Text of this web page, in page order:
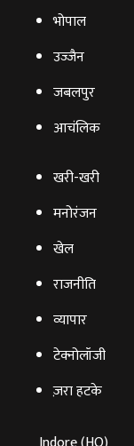
भोपाल
उज्‍जैन
जबलपुर
आचंलिक
खरी-खरी
मनोरंजन
खेल
राजनीति
व्‍यापार
टेक्‍नोलॉजी
ज़रा हटके